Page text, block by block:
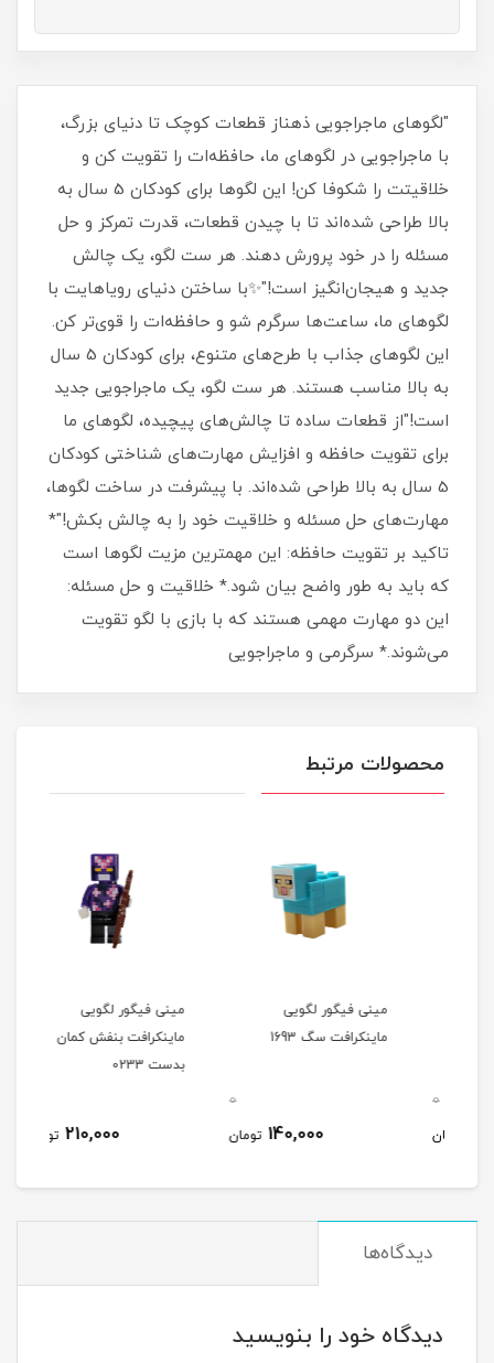
"لگوهای ماجراجویی ذهناز قطعات کوچک تا دنیای بزرگ،
با ماجراجویی در لگوهای ما، حافظه‌ات را تقویت کن و
خلاقیتت را شکوفا کن! این لگوها برای کودکان 5 سال به
بالا طراحی شده‌اند تا با چیدن قطعات، قدرت تمرکز و حل
مسئله را در خود پرورش دهند. هر ست لگو، یک چالش
جدید و هیجان‌انگیز است!"✨با ساختن دنیای رویاهایت با
لگوهای ما، ساعت‌ها سرگرم شو و حافظه‌ات را قوی‌تر کن.
این لگوهای جذاب با طرح‌های متنوع، برای کودکان 5 سال
به بالا مناسب هستند. هر ست لگو، یک ماجراجویی جدید
است!"از قطعات ساده تا چالش‌های پیچیده، لگوهای ما
برای تقویت حافظه و افزایش مهارت‌های شناختی کودکان
5 سال به بالا طراحی شده‌اند. با پیشرفت در ساخت لگوها،
مهارت‌های حل مسئله و خلاقیت خود را به چالش بکش!"*
تاکید بر تقویت حافظه: این مهمترین مزیت لگوها است
که باید به طور واضح بیان شود.* خلاقیت و حل مسئله:
این دو مهارت مهمی هستند که با بازی با لگو تقویت
می‌شوند.* سرگرمی و ماجراجویی
محصولات مرتبط
مینی فیگور لگویی
ماینکرافت سگ 1693
140,000 تومان
مینی فیگور لگویی
ماینکرافت بنفش کمان
بدست 0233
210,000 تومان
دیدگاه‌ها
دیدگاه خود را بنویسید